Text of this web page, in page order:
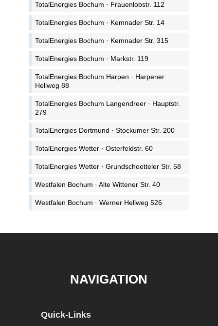
TotalEnergies Bochum · Frauenlobstr. 112
TotalEnergies Bochum · Kemnader Str. 14
TotalEnergies Bochum · Kemnader Str. 315
TotalEnergies Bochum · Markstr. 119
TotalEnergies Bochum Harpen · Harpener
Hellweg 88
TotalEnergies Bochum Langendreer · Hauptstr.
279
TotalEnergies Dortmund · Stockumer Str. 200
TotalEnergies Wetter · Osterfeldstr. 60
TotalEnergies Wetter · Grundschoetteler Str. 58
Westfalen Bochum · Alte Wittener Str. 40
Westfalen Bochum · Werner Hellweg 526
NAVIGATION
Quick-Links